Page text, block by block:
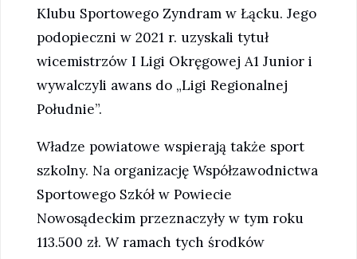
Klubu Sportowego Zyndram w Łącku. Jego
podopieczni w 2021 r. uzyskali tytuł
wicemistrzów I Ligi Okręgowej A1 Junior i
wywalczyli awans do „Ligi Regionalnej
Południe”.
Władze powiatowe wspierają także sport
szkolny. Na organizację Współzawodnictwa
Sportowego Szkół w Powiecie
Nowosądeckim przeznaczyły w tym roku
113.500 zł. W ramach tych środków